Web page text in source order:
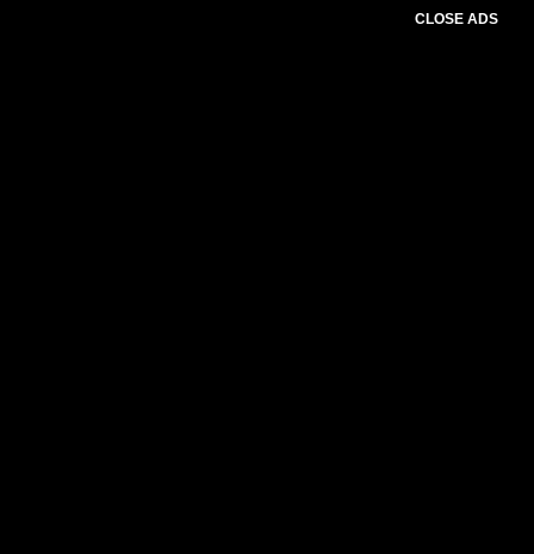
CLOSE ADS